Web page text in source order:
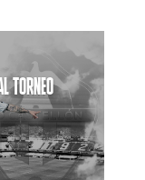
TORNEO